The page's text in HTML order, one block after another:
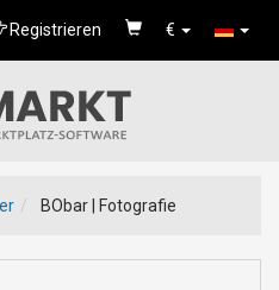
€
Registrieren
BObar | Fotografie